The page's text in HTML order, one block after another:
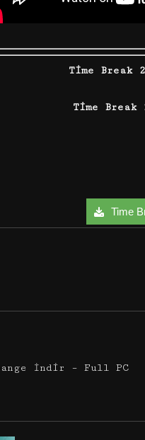
Time Break
Time Break
Time
İndir – Full PC